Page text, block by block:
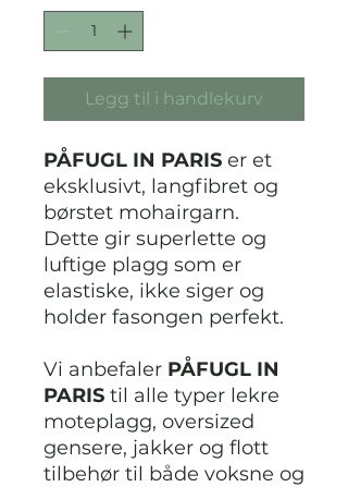
Legg til i handlekurv
PÅFUGL IN PARIS er et
eksklusivt, langfibret og
børstet mohairgarn.
Dette gir superlette og
luftige plagg som er
elastiske, ikke siger og
holder fasongen perfekt.
Vi anbefaler PÅFUGL IN
PARIS til alle typer lekre
moteplagg, oversized
gensere, jakker og flott
tilbehør til både voksne og